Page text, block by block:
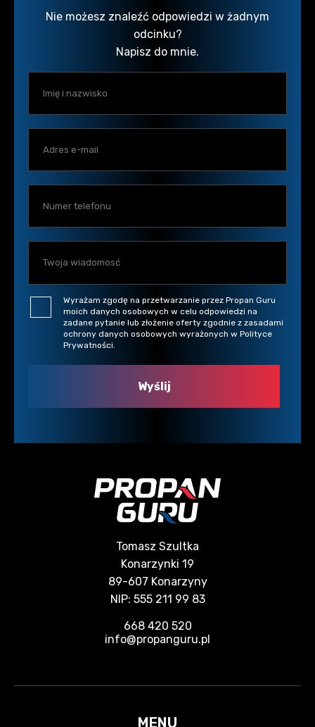
Nie możesz znaleźć odpowiedzi w żadnym
odcinku?
Napisz do mnie.
Wyrażam zgodę na przetwarzanie przez Propan Guru
moich danych osobowych w celu odpowiedzi na
zadane pytanie lub złożenie oferty zgodnie z zasadami
ochrony danych osobowych wyrażonych w Polityce
Prywatności.
Tomasz Szultka
Konarzynki 19
89-607 Konarzyny
NIP: 555 211 99 83
668 420 520
info@propanguru.pl
MENU